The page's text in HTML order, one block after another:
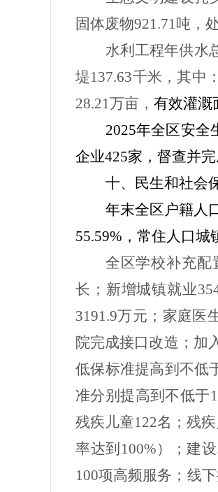
固体废物921.71吨，
水利工程年供水
堤137.63千米，其中
28.21万亩， 有效灌溉
2025年全区安全
企业425家，督查并
十、民生和社会
年末全区户籍人
55.59% ，常住人口城
全区学校补充配
长；新增城镇就业
3191.9万元；家庭医
院完成接口改造；加
低保标准提高到不低
准分别提高到不低于
残疾儿童122名；残
率达到 100%）；建
100项高频服务；线